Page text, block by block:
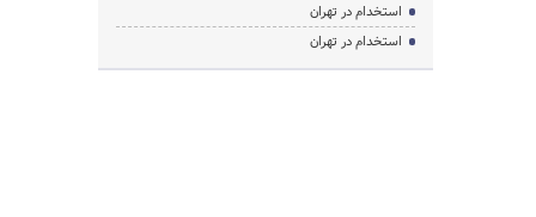
استخدام در تهران
استخدام در تهران